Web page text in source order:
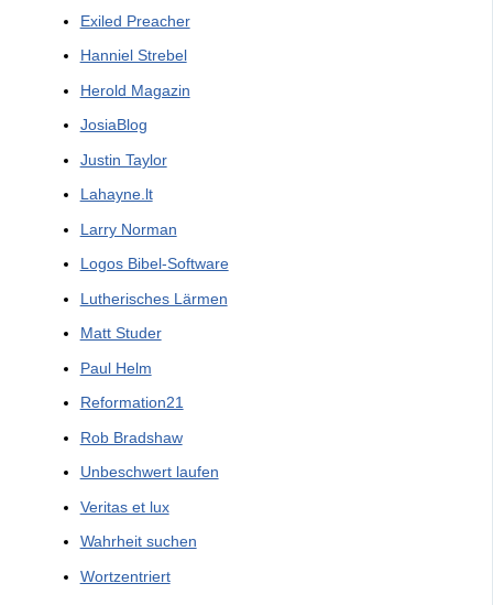
Exiled Preacher
Hanniel Strebel
Herold Magazin
JosiaBlog
Justin Taylor
Lahayne.lt
Larry Norman
Logos Bibel-Software
Lutherisches Lärmen
Matt Studer
Paul Helm
Reformation21
Rob Bradshaw
Unbeschwert laufen
Veritas et lux
Wahrheit suchen
Wortzentriert